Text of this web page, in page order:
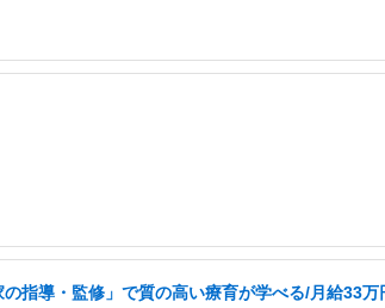
指導・監修」で質の高い療育が学べる/月給33万